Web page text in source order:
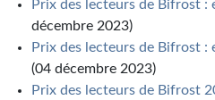
Prix des lecteurs de Bifrost :
décembre 2023)
Prix des lecteurs de Bifrost :
(04 décembre 2023)
Prix des lecteurs de Bifrost